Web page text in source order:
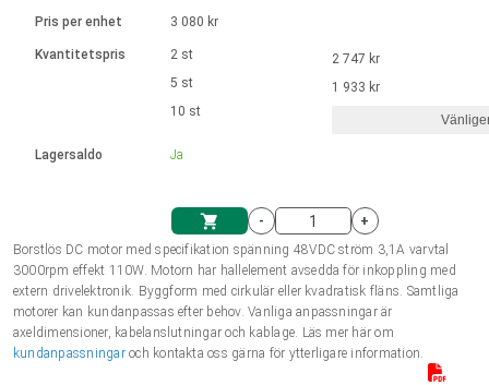
Enhetssystem
Kundkorg
Solenoids
Ø 28-42| 1-1400 rpm | <= 290Ncm
Styrningar borstlösa DC motorer
Styrningar DC motorer
Drivsteg 2-6 A
Synkrona-Asynkrona | för 1-4 ställdon
Synkrona-Asynkrona | för 1-4 ställdon
Français (EUR)
Polski (EUR)
Norsk (NOK)
Pris per enhet
Kvantitetspris
Lagersaldo
3 080 kr
2 st
5 st
10 st
Ja
2 747 kr
1 933 kr
-
+
Borstlös DC motor med specifikation spänning 48VDC ström 3,1A varvtal
3000rpm effekt 110W. Motorn har hallelement avsedda för inkoppling med
extern drivelektronik. Byggform med cirkulär eller kvadratisk fläns. Samtliga
motorer kan kundanpassas efter behov. Vanliga anpassningar är
axeldimensioner, kabelanslutningar och kablage. Läs mer här om
kundanpassningaroch kontakta oss gärna för ytterligare information.